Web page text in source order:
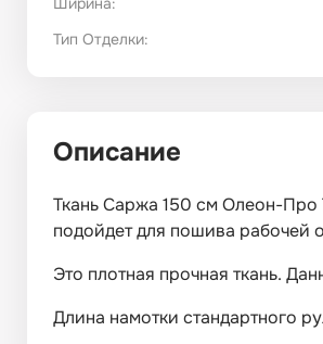
Тип Отделки:
Описание
Ткань Саржа 150 см Олеон-Про
подойдет для пошива рабочей
Это плотная прочная ткань.
Длина намотки стандартного